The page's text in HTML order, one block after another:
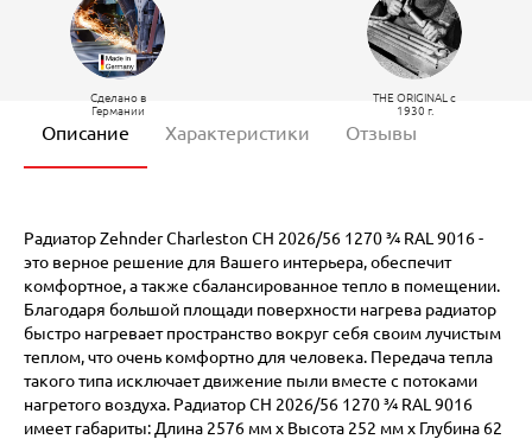
Сделано в
Германии
THE ORIGINAL c
1930 г.
Описание Характеристики Отзывы
Радиатор Zehnder Charleston CH 2026/56 1270 ¾ RAL 9016 -
это верное решение для Вашего интерьера, обеспечит
комфортное, а также сбалансированное тепло в помещении.
Благодаря большой площади поверхности нагрева радиатор
быстро нагревает пространство вокруг себя своим лучистым
теплом, что очень комфортно для человека. Передача тепла
такого типа исключает движение пыли вместе с потоками
нагретого воздуха. Радиатор CH 2026/56 1270 ¾ RAL 9016
имеет габариты: Длина 2576 мм х Высота 252 мм х Глубина 62